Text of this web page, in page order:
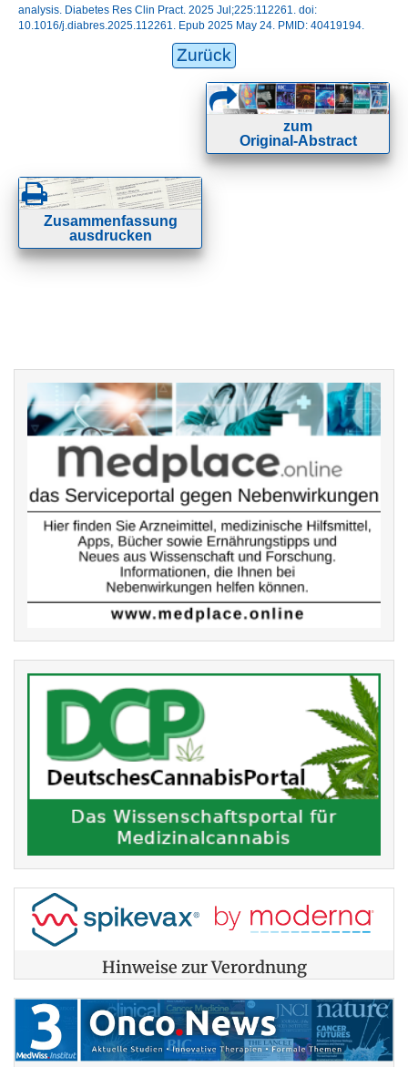
analysis. Diabetes Res Clin Pract. 2025 Jul;225:112261. doi:
10.1016/j.diabres.2025.112261. Epub 2025 May 24. PMID: 40419194.
Zurück
zum
Original-Abstract
Zusammenfassung
ausdrucken
Hinweise zur Verordnung